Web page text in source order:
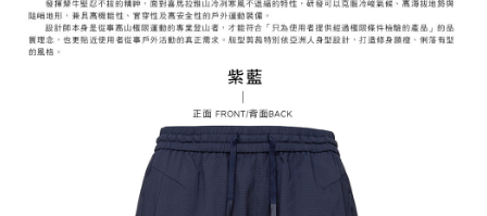
１．透過由恩沛科技股份有限公司提供之「AFTEE先享後付」服務完成之交
易，需依本服務之必要範圍內提供個人資料，並將交易相關給付款項請求債
權轉讓予恩沛科技股份有限公司。
２．關於個人資料處理事宜，請瀏覽以下網址：
３．未成年的使用者請事先徵得法定代理人或監護人之同意方可使用
「AFTEE先享後付」，若未經同意申辦者引起之損失，本公司不負相關責
４．使用「AFTEE先享後付」時，將依據個別帳號之用戶狀況，依本公司即
時審查核予不同之上限額度；若仍有額度不足之情形，本公司將視審查結果
請求用戶進行身份認證。
每筆NT$60，滿NT$799(含以上)免運費
付款後7-11取貨
每筆NT$60，滿NT$799(含以上)免運費
每筆NT$70，滿NT$799(含以上)免運費